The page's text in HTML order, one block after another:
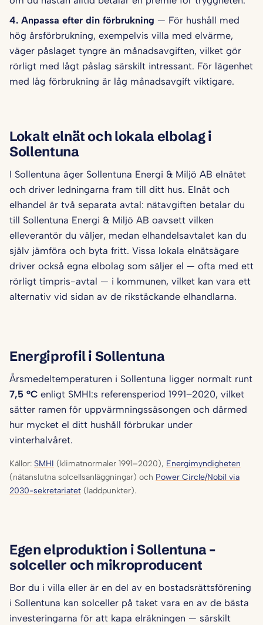
4. Anpassa efter din förbrukning — För hushåll med
hög årsförbrukning, exempelvis villa med elvärme,
väger påslaget tyngre än månadsavgiften, vilket gör
rörligt med lågt påslag särskilt intressant. För lägenhet
med låg förbrukning är låg månadsavgift viktigare.
Lokalt elnät och lokala elbolag i
Sollentuna
I Sollentuna äger Sollentuna Energi & Miljö AB elnätet
och driver ledningarna fram till ditt hus. Elnät och
elhandel är två separata avtal: nätavgiften betalar du
till Sollentuna Energi & Miljö AB oavsett vilken
elleverantör du väljer, medan elhandelsavtalet kan du
själv jämföra och byta fritt. Vissa lokala elnätsägare
driver också egna elbolag som säljer el — ofta med ett
rörligt timpris-avtal — i kommunen, vilket kan vara ett
alternativ vid sidan av de rikstäckande elhandlarna.
Energiprofil i Sollentuna
Årsmedeltemperaturen i Sollentuna ligger normalt runt
7,5 °C enligt SMHI:s referensperiod 1991–2020, vilket
sätter ramen för uppvärmningssäsongen och därmed
hur mycket el ditt hushåll förbrukar under
vinterhalvåret.
Källor: SMHI (klimatnormaler 1991–2020), Energimyndigheten
(nätanslutna solcellsanläggningar) och Power Circle/Nobil via
2030-sekretariatet (laddpunkter).
Egen elproduktion i Sollentuna –
solceller och mikroproducent
Bor du i villa eller är en del av en bostadsrättsförening
i Sollentuna kan solceller på taket vara en av de bästa
investeringarna för att kapa elräkningen — särskilt